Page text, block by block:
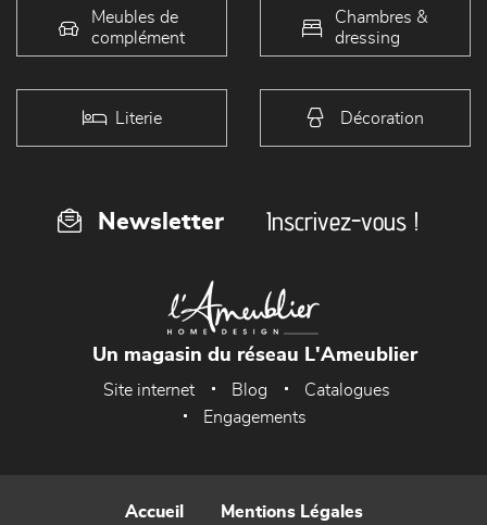
Meubles de
complément
Chambres &
dressing
Literie Décoration
Newsletter Inscrivez-vous !
Un magasin du réseau L'Ameublier
Site internet Blog
Catalogues
Engagements
Accueil Mentions Légales